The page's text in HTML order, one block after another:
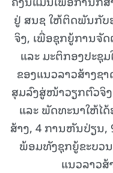
ຢູ່ ສນຊ ໃຫ້ຕິດພັນກັບ
ຈິງ, ເພື່ອຊຸກຍູ້ການຈັ
ແລະ ມະຕິກອງປະຊຸ
ຂອງແນວລາວສ້າງຊ
ສຸມລົງສູ່ໜ້າວຽກຕົວຈິ
ແລະ ພັດທະນາໃຫ້ໄ
ສ້າງ, 4 ການຫັນປ່ຽນ,
ພ້ອມທັງຊຸກຍູ້ຂະບວ
ແນວລາວສ້